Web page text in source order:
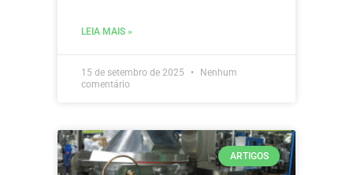
LEIA MAIS »
15 de setembro de 2025
Nenhum
comentário
ARTIGOS